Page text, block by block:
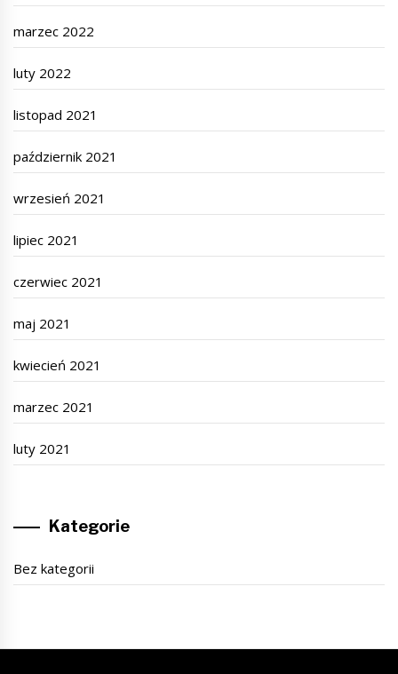
marzec 2022
luty 2022
listopad 2021
październik 2021
wrzesień 2021
lipiec 2021
czerwiec 2021
maj 2021
kwiecień 2021
marzec 2021
luty 2021
Kategorie
Bez kategorii